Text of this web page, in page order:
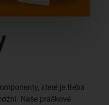
které je třeba
Naše práškové